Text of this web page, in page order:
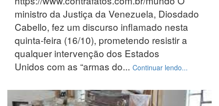
ministro da Justiça da Venezuela, Diosdado
Cabello, fez um discurso inflamado nesta
quinta-feira (16/10), prometendo resistir a
qualquer intervenção dos Estados
Unidos com as “armas do... Continuar lendo...